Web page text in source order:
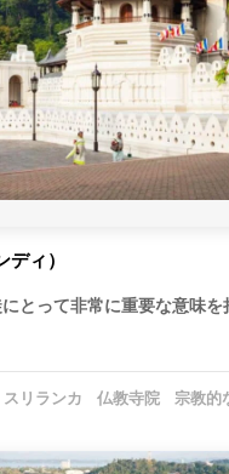
ィ）
とって非常に重要な意味を
リランカ 仏教寺院 宗教的